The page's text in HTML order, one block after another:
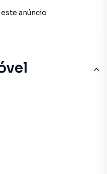
anúncio